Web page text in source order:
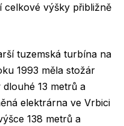
celkové výšky přibližně
tuzemská turbína na
1993 měla stožár
13 metrů a
elektrárna ve Vrbici
138 metrů a